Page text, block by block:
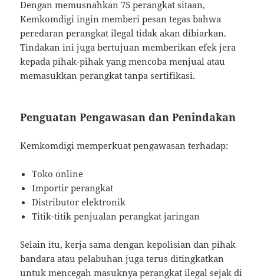
Dengan memusnahkan 75 perangkat sitaan,
Kemkomdigi ingin memberi pesan tegas bahwa
peredaran perangkat ilegal tidak akan dibiarkan.
Tindakan ini juga bertujuan memberikan efek jera
kepada pihak-pihak yang mencoba menjual atau
memasukkan perangkat tanpa sertifikasi.
Penguatan Pengawasan dan Penindakan
Kemkomdigi memperkuat pengawasan terhadap:
Toko online
Importir perangkat
Distributor elektronik
Titik-titik penjualan perangkat jaringan
Selain itu, kerja sama dengan kepolisian dan pihak
bandara atau pelabuhan juga terus ditingkatkan
untuk mencegah masuknya perangkat ilegal sejak di